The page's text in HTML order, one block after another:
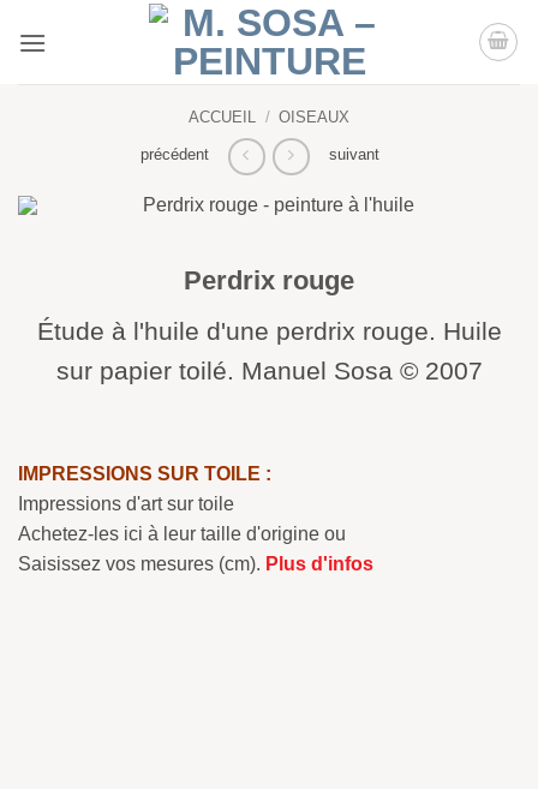
ACCUEIL / OISEAUX
précédent suivant
Perdrix rouge
Étude à l'huile d'une perdrix rouge. Huile
sur papier toilé. Manuel Sosa © 2007
IMPRESSIONS SUR TOILE :
Impressions d'art sur toile
Achetez-les ici à leur taille d'origine ou
Saisissez vos mesures (cm). Plus d'infos